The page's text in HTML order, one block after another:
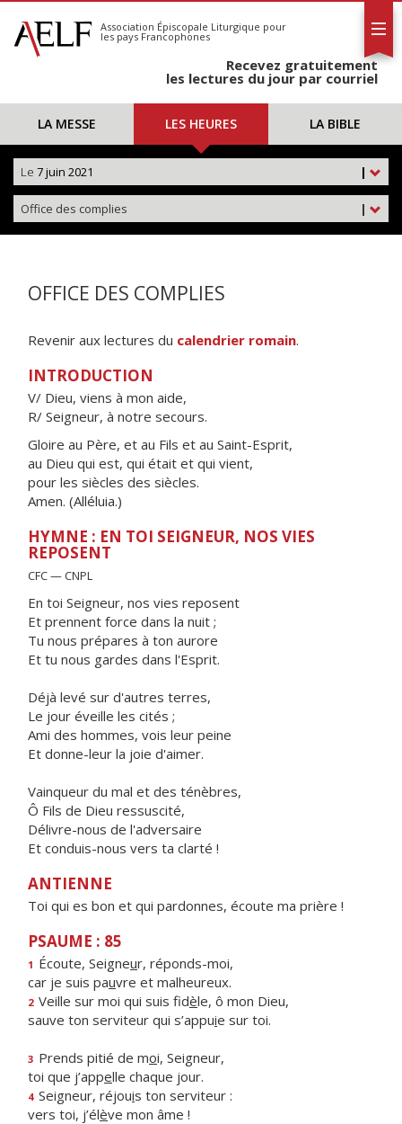
S'abonner
Calendrier
Association Épiscopale Liturgique pour
les pays Francophones
Recevez gratuitement
les lectures du jour par courriel
LA MESSE LES HEURES LA BIBLE
|
Le 7 juin 2021
|
Office des complies
OFFICE DES COMPLIES
Revenir aux lectures du calendrier romain.
INTRODUCTION
V/ Dieu, viens à mon aide,
R/ Seigneur, à notre secours.
Gloire au Père, et au Fils et au Saint-Esprit,
au Dieu qui est, qui était et qui vient,
pour les siècles des siècles.
Amen. (Alléluia.)
HYMNE : EN TOI SEIGNEUR, NOS VIES
REPOSENT
CFC — CNPL
En toi Seigneur, nos vies reposent
Et prennent force dans la nuit ;
Tu nous prépares à ton aurore
Et tu nous gardes dans l'Esprit.
Déjà levé sur d'autres terres,
Le jour éveille les cités ;
Ami des hommes, vois leur peine
Et donne-leur la joie d'aimer.
Vainqueur du mal et des ténèbres,
Ô Fils de Dieu ressuscité,
Délivre-nous de l'adversaire
Et conduis-nous vers ta clarté !
ANTIENNE
Toi qui es bon et qui pardonnes, écoute ma prière !
PSAUME : 85
1 Écoute, Seigneur, réponds-moi,
car je suis pauvre et malheureux.
2 Veille sur moi qui suis fidèle, ô mon Dieu,
sauve ton serviteur qui s’appuie sur toi.
3 Prends pitié de moi, Seigneur,
toi que j’appelle chaque jour.
4 Seigneur, réjouis ton serviteur :
vers toi, j’élève mon âme !